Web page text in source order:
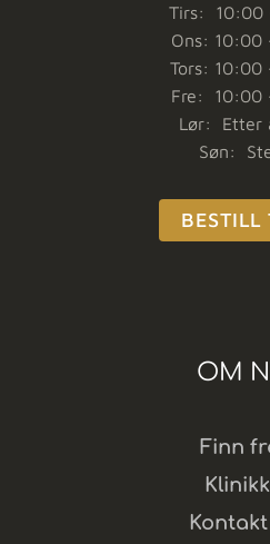
Tirs: 10:00
Ons: 10:00
Tors: 10:00
Fre: 10:00
Lør: Etter
Søn:
BESTILL
OM
Finn